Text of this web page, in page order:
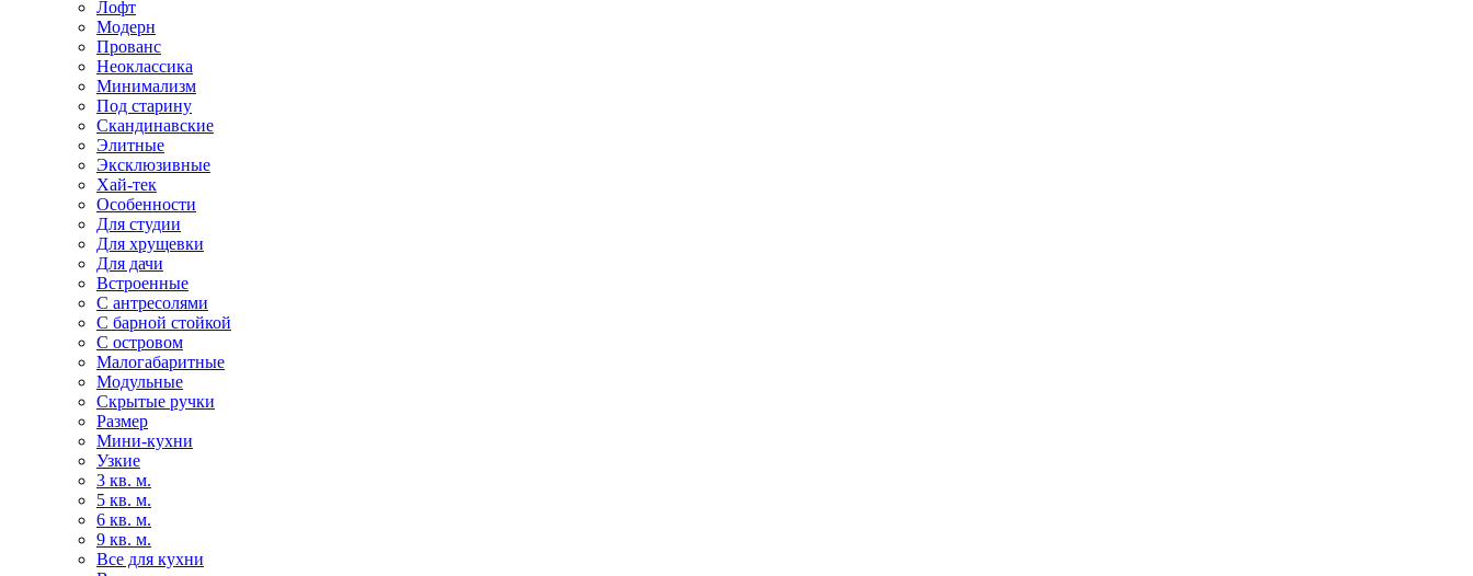
Лофт
Модерн
Прованс
Неоклассика
Минимализм
Под старину
Скандинавские
Элитные
Эксклюзивные
Хай-тек
Особенности
Для студии
Для хрущевки
Для дачи
Встроенные
С антресолями
С барной стойкой
С островом
Малогабаритные
Модульные
Скрытые ручки
Размер
Мини-кухни
Узкие
3 кв. м.
5 кв. м.
6 кв. м.
9 кв. м.
Все для кухни